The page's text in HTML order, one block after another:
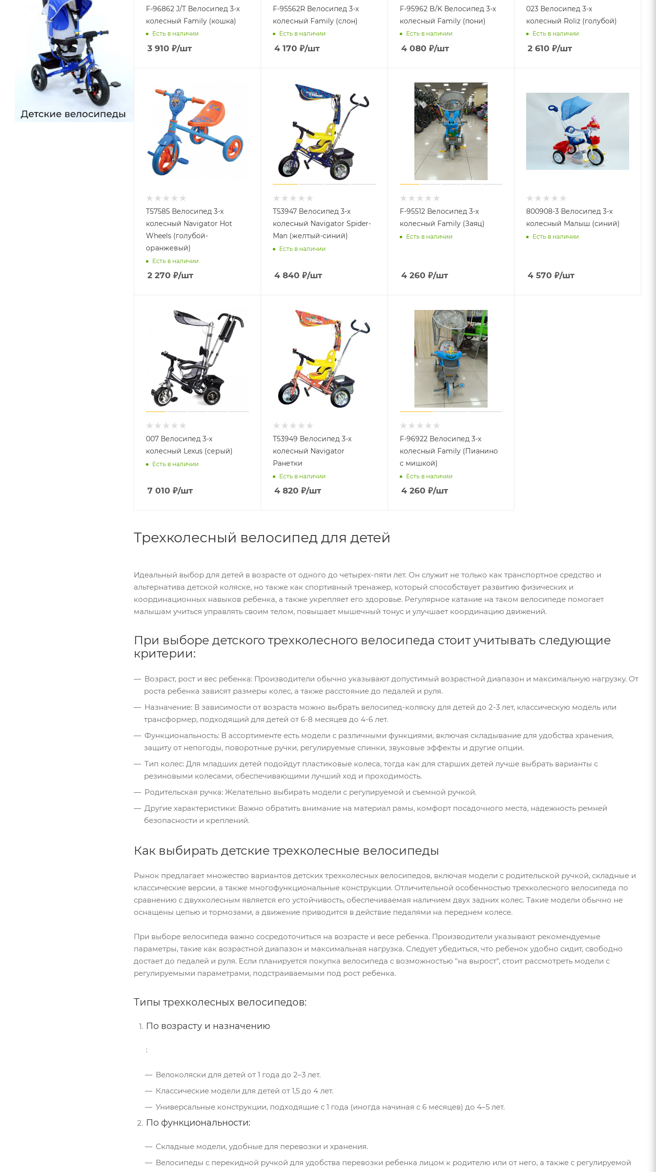
F-96862 J/T Велосипед 3-х
колесный Family (кошка)
Есть в наличии
3 910 ₽/шт
F-95562R Велосипед 3-х
колесный Family (слон)
Есть в наличии
4 170 ₽/шт
F-95962 B/K Велосипед 3-х
колесный Family (пони)
Есть в наличии
4 080 ₽/шт
023 Велосипед 3-х
колесный Roliz (голубой)
Есть в наличии
2 610 ₽/шт
T57585 Велосипед 3-х
колесный Navigator Hot
Wheels (голубой-
оранжевый)
Есть в наличии
2 270 ₽/шт
T53947 Велосипед 3-х
колесный Navigator Spider-
Man (желтый-синий)
Есть в наличии
4 840 ₽/шт
F-95512 Велосипед 3-х
колесный Family (Заяц)
Есть в наличии
4 260 ₽/шт
800908-3 Велосипед 3-х
колесный Малыш (синий)
Есть в наличии
4 570 ₽/шт
007 Велосипед 3-х
колесный Lexus (серый)
Есть в наличии
7 010 ₽/шт
T53949 Велосипед 3-х
колесный Navigator
Ранетки
Есть в наличии
4 820 ₽/шт
F-96922 Велосипед 3-х
колесный Family (Пианино
с мишкой)
Есть в наличии
4 260 ₽/шт
Трехколесный велосипед для детей
Идеальный выбор для детей в возрасте от одного до четырех-пяти лет. Он служит не только как транспортное средство и
альтернатива детской коляске, но также как спортивный тренажер, который способствует развитию физических и
координационных навыков ребенка, а также укрепляет его здоровье. Регулярное катание на таком велосипеде помогает
малышам учиться управлять своим телом, повышает мышечный тонус и улучшает координацию движений.
При выборе детского трехколесного велосипеда стоит учитывать следующие
критерии:
Возраст, рост и вес ребенка: Производители обычно указывают допустимый возрастной диапазон и максимальную нагрузку. От
роста ребенка зависят размеры колес, а также расстояние до педалей и руля.
Назначение: В зависимости от возраста можно выбрать велосипед-коляску для детей до 2-3 лет, классическую модель или
трансформер, подходящий для детей от 6-8 месяцев до 4-6 лет.
Функциональность: В ассортименте есть модели с различными функциями, включая складывание для удобства хранения,
защиту от непогоды, поворотные ручки, регулируемые спинки, звуковые эффекты и другие опции.
Тип колес: Для младших детей подойдут пластиковые колеса, тогда как для старших детей лучше выбрать варианты с
резиновыми колесами, обеспечивающими лучший ход и проходимость.
Родительская ручка: Желательно выбирать модели с регулируемой и съемной ручкой.
Другие характеристики: Важно обратить внимание на материал рамы, комфорт посадочного места, надежность ремней
безопасности и креплений.
Как выбирать детские трехколесные велосипеды
Рынок предлагает множество вариантов детских трехколесных велосипедов, включая модели с родительской ручкой, складные и
классические версии, а также многофункциональные конструкции. Отличительной особенностью трехколесного велосипеда по
сравнению с двухколесным является его устойчивость, обеспечиваемая наличием двух задних колес. Такие модели обычно не
оснащены цепью и тормозами, а движение приводится в действие педалями на переднем колесе.
При выборе велосипеда важно сосредоточиться на возрасте и весе ребенка. Производители указывают рекомендуемые
параметры, такие как возрастной диапазон и максимальная нагрузка. Следует убедиться, что ребенок удобно сидит, свободно
достает до педалей и руля. Если планируется покупка велосипеда с возможностью "на вырост", стоит рассмотреть модели с
регулируемыми параметрами, подстраиваемыми под рост ребенка.
Типы трехколесных велосипедов:
По возрасту и назначению
:
Велоколяски для детей от 1 года до 2–3 лет.
Классические модели для детей от 1,5 до 4 лет.
Универсальные конструкции, подходящие с 1 года (иногда начиная с 6 месяцев) до 4–5 лет.
По функциональности:
Складные модели, удобные для перевозки и хранения.
Велосипеды с перекидной ручкой для удобства перевозки ребенка лицом к родителю или от него, а также с регулируемой